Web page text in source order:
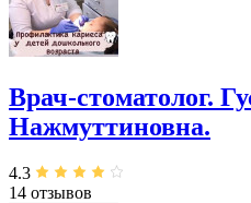
Врач-стоматолог.
Нажмуттиновна.
4.3
14 отзывов